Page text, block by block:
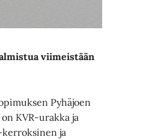
viimeistään
Pyhäjoen
KVR-urakka ja
kerroksinen ja